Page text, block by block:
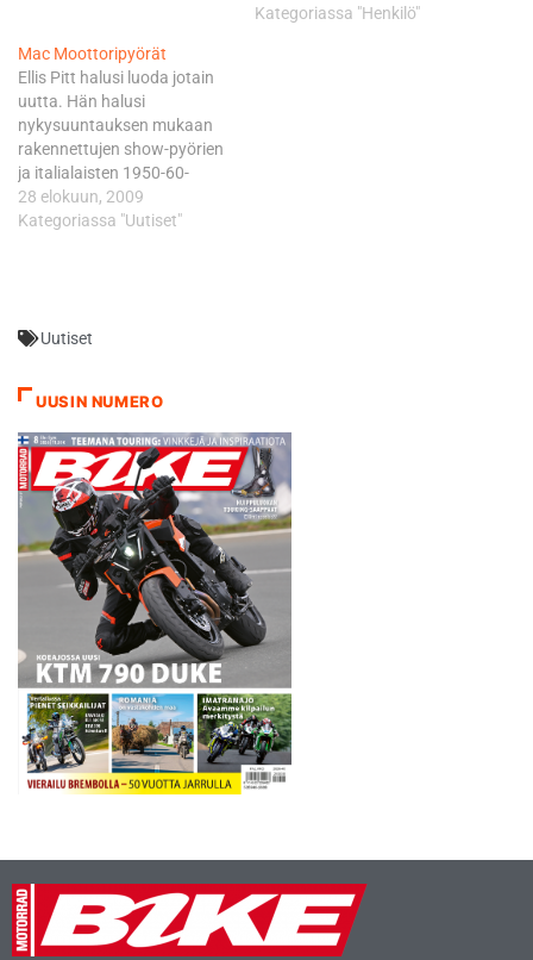
Kategoriassa "Henkilö"
Mac Moottoripyörät
Ellis Pitt halusi luoda jotain
uutta. Hän halusi
nykysuuntauksen mukaan
rakennettujen show-pyörien
ja italialaisten 1950-60-
lukujen yksisylinteristen
kisamaisten pyörien
ajonautintoa
muovikuoren sijaan.
Mallivaihtoehtoja on neljä;
Spud, Ruby, Peashooter ja
Roarer. Kaikissa pyörissä on
sama runko ja moottori eli…
28 elokuun, 2009
Kategoriassa "Uutiset"
Uutiset
UUSIN NUMERO